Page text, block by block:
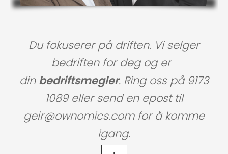
Du fokuserer på driften. Vi selger
bedriften for deg og er
din bedriftsmegler. Ring oss på 9173
1089 eller send en epost til
geir@ownomics.com for å komme
igang.